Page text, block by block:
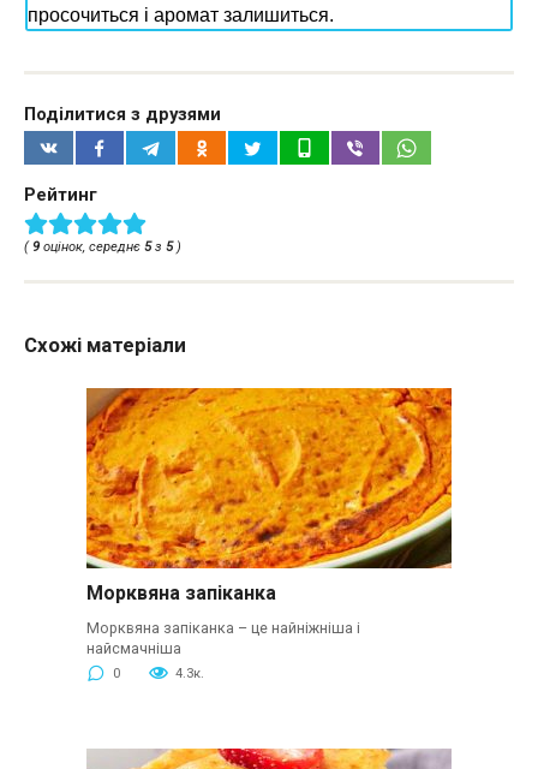
просочиться і аромат залишиться.
Поділитися з друзями
Рейтинг
(9 оцінок, середнє 5з 5)
Схожі матеріали
Морквяна запіканка
Морквяна запіканка – це найніжніша і
найсмачніша
0 4.3к.